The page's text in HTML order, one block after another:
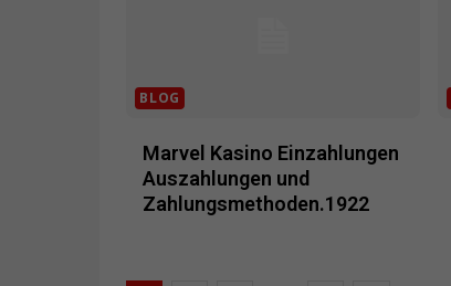
BLOG
Marvel Kasino Einzahlungen
Auszahlungen und
Zahlungsmethoden.1922